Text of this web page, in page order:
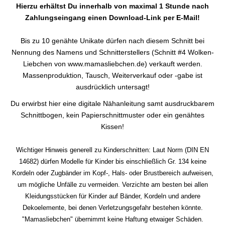
Hierzu erhältst Du innerhalb von maximal 1 Stunde nach
Zahlungseingang einen Download-Link per E-Mail!
Bis zu 10 genähte Unikate dürfen nach diesem Schnitt bei
Nennung des Namens und Schnitterstellers (Schnitt #4 Wolken-
Liebchen von www.mamasliebchen.de) verkauft werden.
Massenproduktion, Tausch, Weiterverkauf oder -gabe ist
ausdrücklich untersagt!
Du erwirbst hier eine digitale Nähanleitung samt ausdruckbarem
Schnittbogen, kein Papierschnittmuster oder ein genähtes
Kissen!
Wichtiger Hinweis generell zu Kinderschnitten: Laut Norm (DIN EN
14682) dürfen Modelle für Kinder bis einschließlich Gr. 134 keine
Kordeln oder Zugbänder im Kopf-, Hals- oder Brustbereich aufweisen,
um mögliche Unfälle zu vermeiden. Verzichte am besten bei allen
Kleidungsstücken für Kinder auf Bänder, Kordeln und andere
Dekoelemente, bei denen Verletzungsgefahr bestehen könnte.
"Mamasliebchen" übernimmt keine Haftung etwaiger Schäden.